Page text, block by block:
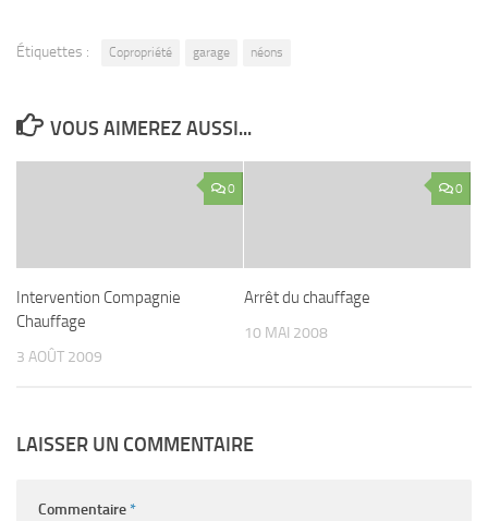
Étiquettes : Copropriété garage néons
VOUS AIMEREZ AUSSI...
0
Intervention Compagnie
Chauffage
3 AOÛT 2009
0
Arrêt du chauffage
10 MAI 2008
LAISSER UN COMMENTAIRE
Commentaire*